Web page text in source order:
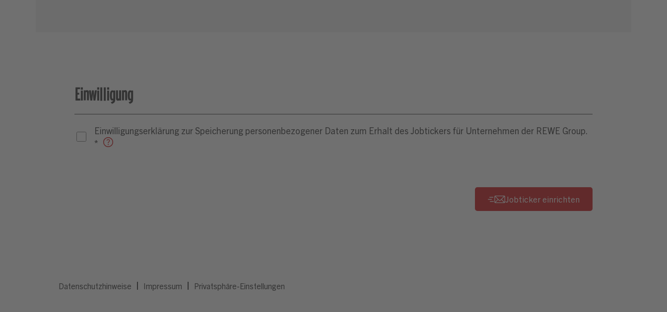
Datenschutzhinweise Impressum Privatsphäre-Einstellungen